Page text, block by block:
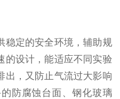
定的安全环境，辅助规
的设计，能适应不同实验
出，又防止气流过大影响
防腐蚀台面、钢化玻璃